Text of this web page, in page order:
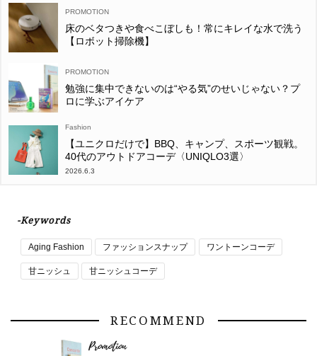
床のベタつきや食べこぼしも！常にキレイな水で洗う
【ロボット掃除機】
勉強に集中できないのは“やる気”のせいじゃない？プ
ロに学ぶアイケア
Fashion
【ユニクロだけで】BBQ、キャンプ、スポーツ観戦。
40代のアウトドアコーデ〈UNIQLO3選〉
2026.6.3
-Keywords
Aging Fashion ファッションスナップ ワントーンコーデ
甘ニッシュ 甘ニッシュコーデ
RECOMMEND